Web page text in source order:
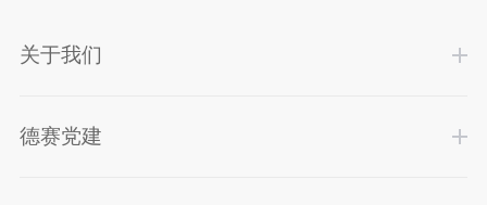
关于我们
德赛党建